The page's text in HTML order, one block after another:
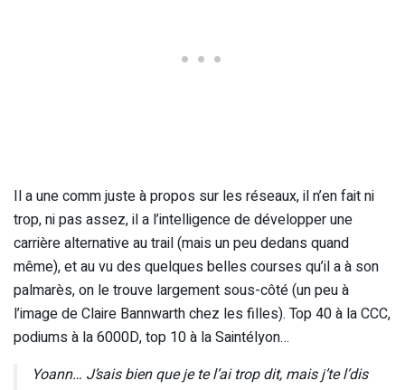
Il a une comm juste à propos sur les réseaux, il n’en fait ni
trop, ni pas assez, il a l’intelligence de développer une
carrière alternative au trail (mais un peu dedans quand
même), et au vu des quelques belles courses qu’il a à son
palmarès, on le trouve largement sous-côté (un peu à
l’image de Claire Bannwarth chez les filles). Top 40 à la CCC,
podiums à la 6000D, top 10 à la Saintélyon…
Yoann… J’sais bien que je te l’ai trop dit, mais j’te l’dis